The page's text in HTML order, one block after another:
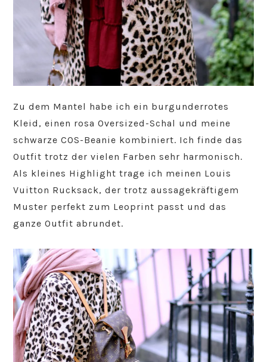
Zu dem Mantel habe ich ein burgunderrotes
Kleid, einen rosa Oversized-Schal und meine
schwarze COS-Beanie kombiniert. Ich finde das
Outfit trotz der vielen Farben sehr harmonisch.
Als kleines Highlight trage ich meinen Louis
Vuitton Rucksack, der trotz aussagekräftigem
Muster perfekt zum Leoprint passt und das
ganze Outfit abrundet.